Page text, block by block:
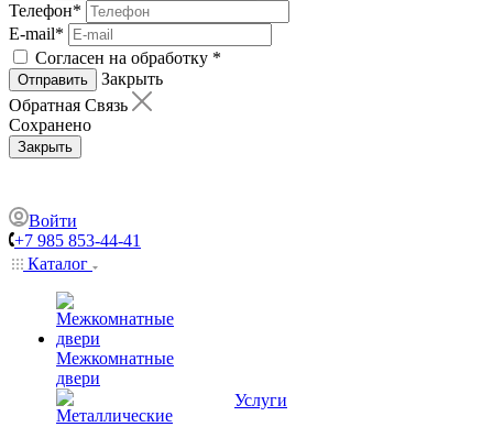
Телефон*
E-mail*
Согласен на обработку *
Отправить
Закрыть
Обратная Связь
Сохранено
Закрыть
Войти
+7 985 853-44-41
Каталог
Межкомнатные
двери
Услуги